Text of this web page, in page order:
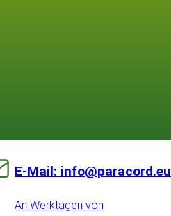
E-Mail: info@paracord.eu
An Werktagen von